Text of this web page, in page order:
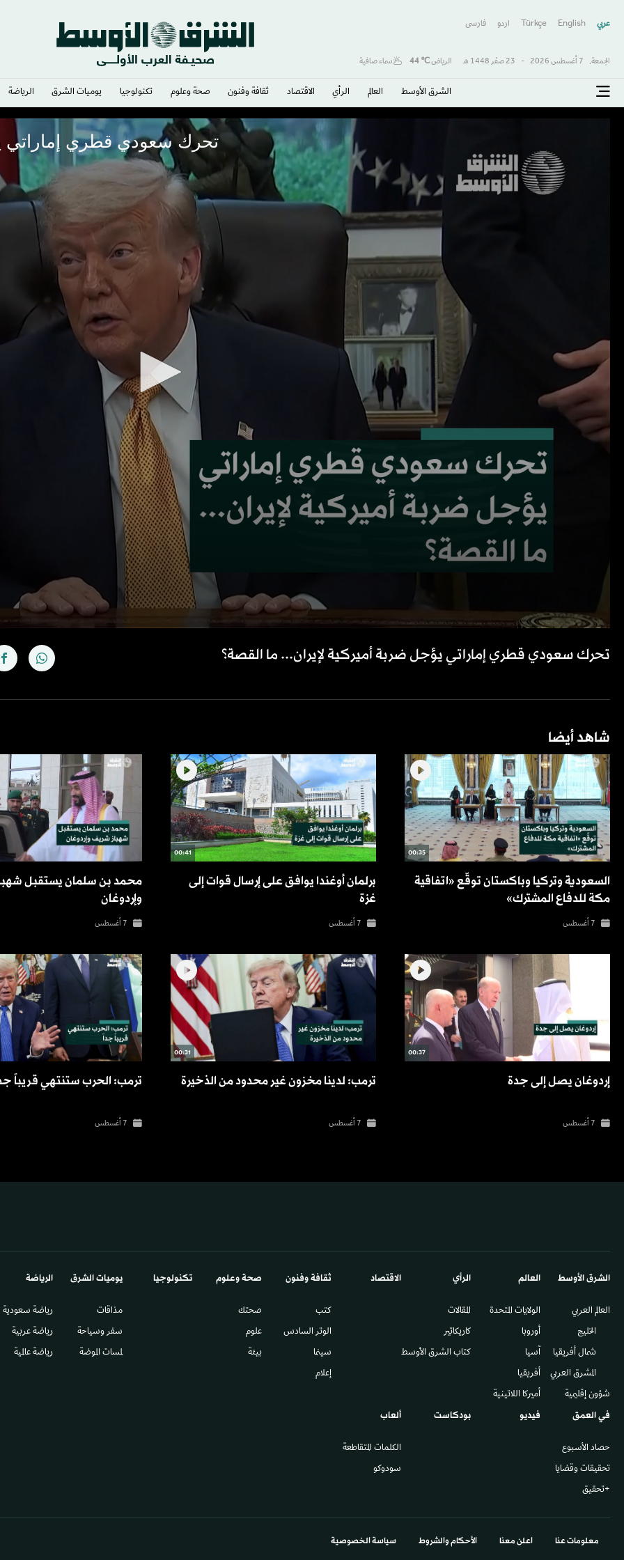
عربي English
Türkçe اردو فارسى
الجمعة, 7 أغسطس 2026 - 23 صفَر 1448 هـ الرياض℃
44 سماء صافية
الشرق الأوسط​ العالم الرأي الاقتصاد ثقافة وفنون صحة وعلوم تكنولوجيا يوميات الشرق​ الرياضة
تحرك سعودي قطري إماراتي
تحرك سعودي قطري إماراتي يؤجل ضربة أميركية لإيران... ما القصة؟
شاهد أيضا
00:35
السعودية وتركيا وباكستان توقّع «اتفاقية
مكة للدفاع المشترك»
7 أغسطس
00:41
برلمان أوغندا يوافق على إرسال قوات إلى
غزة
7 أغسطس
محمد بن سلمان يستقبل
وإردوغان
7 أغسطس
00:37
إردوغان يصل إلى جدة
7 أغسطس
00:31
ترمب: لدينا مخزون غير محدود من الذخيرة
7 أغسطس
ترمب: الحرب ستنتهي قريباً
7 أغسطس
الشرق الأوسط​
العالم العربي
الخليج
شمال أفريقيا
المشرق العربي
شؤون إقليمية
العالم
الولايات المتحدة
أوروبا
آسيا
أفريقيا
أميركا اللاتينية
الرأي
المقالات
كاريكاتير
كتاب الشرق الأوسط
الاقتصاد ثقافة وفنون
كتب
الوتر السادس​
سينما
إعلام
صحة وعلوم
صحتك
علوم
بيئة
تكنولوجيا يوميات الشرق​
مذاقات
سفر وسياحة
لمسات الموضة
الرياضة
رياضة سعودية
رياضة عربية
رياضة عالمية
في العمق
حصاد الأسبوع
تحقيقات وقضايا
+تحقيق
فيديو بودكاست ألعاب
الكلمات المتقاطعة
سودوكو
معلومات عنا اعلن معنا الأحكام والشروط سياسة الخصوصية